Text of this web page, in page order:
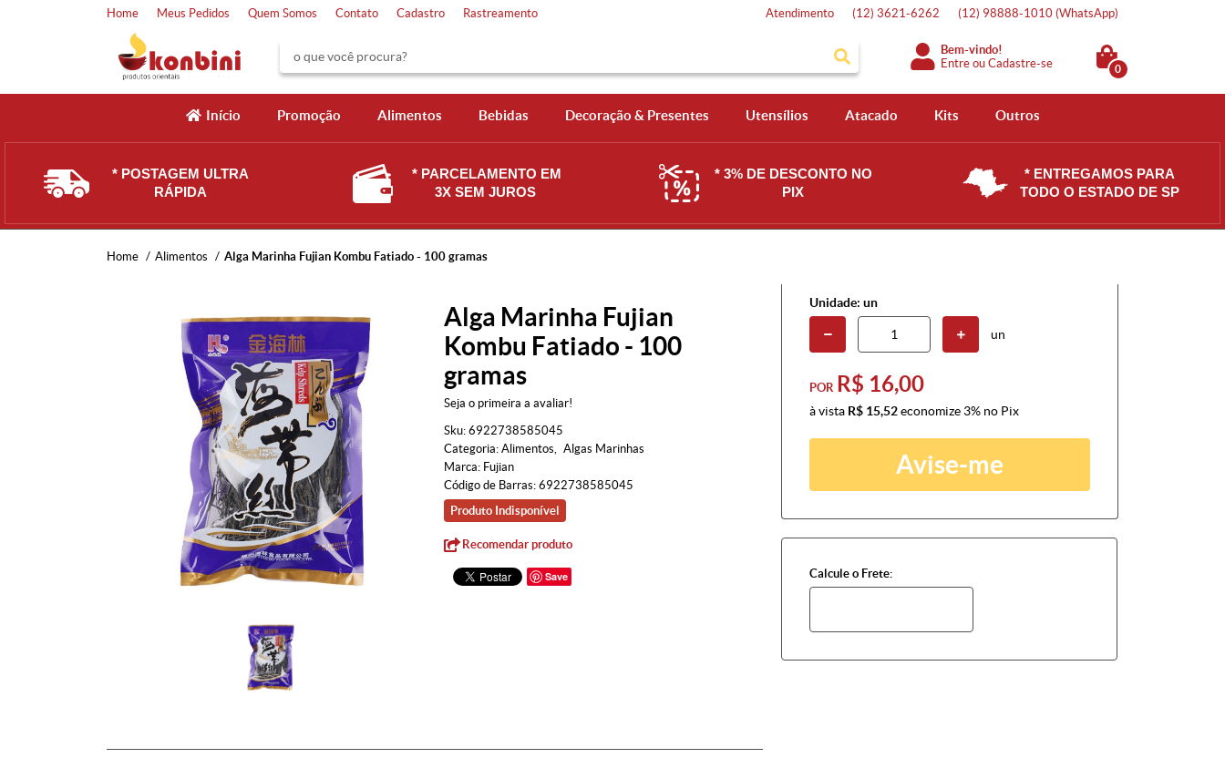
Home Meus Pedidos Quem Somos Contato Cadastro Rastreamento Atendimento (12) 3621-6262 (12) 98888-1010 (WhatsApp)
Bem-vindo!
Entre ouCadastre-se 0
Início Promoção Alimentos Bebidas Decoração & Presentes Utensílios Atacado Kits Outros
* POSTAGEM ULTRA
RÁPIDA
* PARCELAMENTO EM
3X SEM JUROS
* 3% DE DESCONTO NO
PIX
* ENTREGAMOS PARA
TODO O ESTADO DE SP
Home Alimentos Alga Marinha Fujian Kombu Fatiado - 100 gramas
Alga Marinha Fujian
Kombu Fatiado - 100
gramas
Seja o primeira a avaliar!
Sku: 6922738585045
Categoria: Alimentos
Algas Marinhas
Marca: Fujian
Código de Barras: 6922738585045
Produto Indisponível
Recomendar produto
Save
Unidade: un
un
POR R$ 16,00
à vista R$ 15,52economize 3% no Pix
Avise-me
Calcule o Frete: